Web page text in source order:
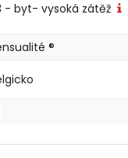
- byt- vysoká zátěž
®